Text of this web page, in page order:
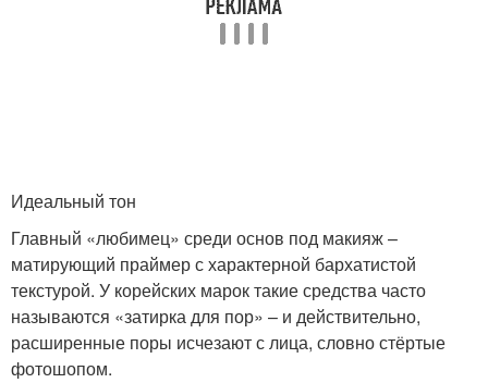
Идеальный тон
Главный «любимец» среди основ под макияж –
матирующий праймер с характерной бархатистой
текстурой. У корейских марок такие средства часто
называются «затирка для пор» – и действительно,
расширенные поры исчезают с лица, словно стёртые
фотошопом.